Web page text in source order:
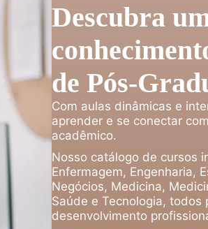
Descubra
de Pós-
Com aulas dinâmicas e
aprender e se conectar
acadêmico.
Nosso catálogo de cursos
Enfermagem, Engenharia,
Negócios, Medicina,
Saúde e Tecnologia, todos
desenvolvimento